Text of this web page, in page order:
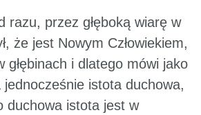
razu, przez głęboką wiarę w
że jest Nowym Człowiekiem,
głębinach i dlatego mówi jako
istota duchowa,
duchowa istota jest w